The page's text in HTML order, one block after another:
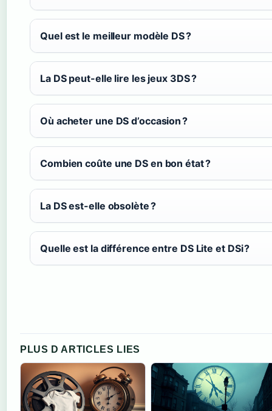
Quel est le meilleur modèle DS ?
La DS peut-elle lire les jeux 3DS ?
Où acheter une DS d’occasion ?
Combien coûte une DS en bon état ?
La DS est-elle obsolète ?
Quelle est la différence entre DS Lite et DSi ?
PLUS D ARTICLES LIES